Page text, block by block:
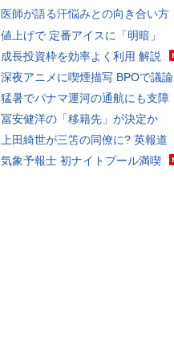
医師が語る汗悩みとの向き合い方
値上げで 定番アイスに「明暗」
成長投資枠を効率よく利用 解説
深夜アニメに喫煙描写 BPOで議論
猛暑でパナマ運河の通航にも支障
冨安健洋の「移籍先」が決定か
上田綺世が三笘の同僚に? 英報道
気象予報士 初ナイトプール満喫